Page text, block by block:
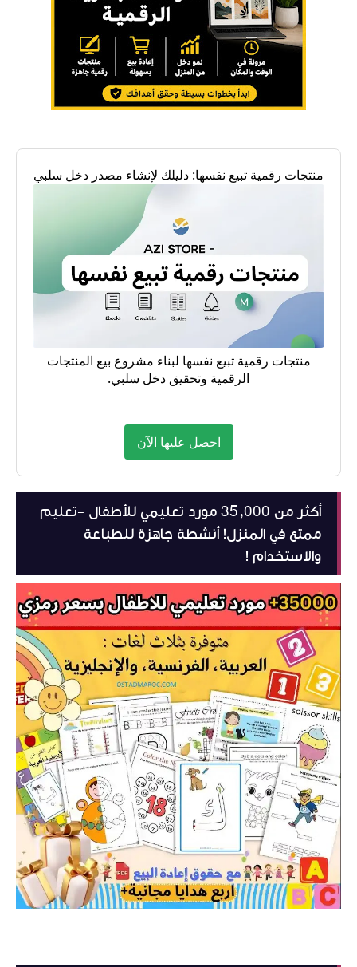
منتجات رقمية تبيع نفسها: دليلك لإنشاء مصدر دخل سلبي
منتجات رقمية تبيع نفسها لبناء مشروع بيع المنتجات
الرقمية وتحقيق دخل سلبي.
احصل عليها الآن
أكثر من 35,000 مورد تعليمي للأطفال -تعليم
ممتع في المنزل! أنشطة جاهزة للطباعة
والاستخدام !